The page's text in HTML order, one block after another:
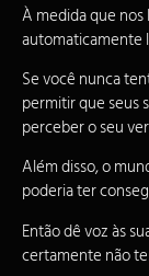
À medida que
automaticamente
Se você nunca
permitir que seus
perceber o seu
Além disso, o
poderia ter
Então dê voz às
certamente não